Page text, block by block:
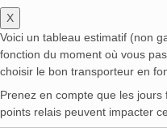
X
Voici un tableau estimatif (non
fonction du moment où vous
choisir le bon transporteur en
Prenez en compte que les
points relais peuvent impacter